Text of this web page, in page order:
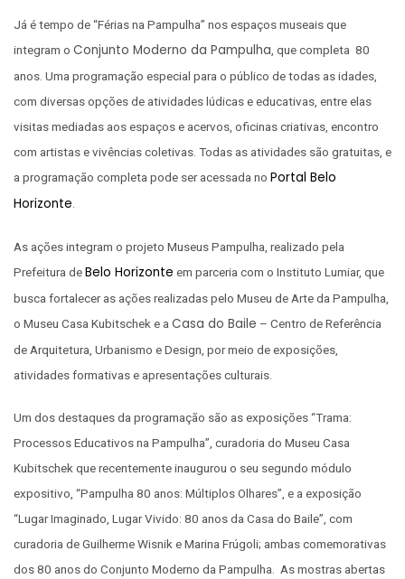
Já é tempo de “Férias na Pampulha” nos espaços museais que
integram o Conjunto Moderno da Pampulha , que completa 80
anos. Uma programação especial para o público de todas as idades,
com diversas opções de atividades lúdicas e educativas, entre elas
visitas mediadas aos espaços e acervos, oficinas criativas, encontro
com artistas e vivências coletivas. Todas as atividades são gratuitas, e
a programação completa pode ser acessada no Portal Belo
Horizonte
As ações integram o projeto Museus Pampulha, realizado pela
Prefeitura deBelo Horizonte em parceria com o Instituto Lumiar, que
busca fortalecer as ações realizadas pelo Museu de Arte da Pampulha,
o Museu Casa Kubitschek e a Casa do Baile – Centro de Referência
de Arquitetura, Urbanismo e Design, por meio de exposições,
atividades formativas e apresentações culturais.
Um dos destaques da programação são as exposições “Trama:
Processos Educativos na Pampulha”, curadoria do Museu Casa
Kubitschek que recentemente inaugurou o seu segundo módulo
expositivo, “Pampulha 80 anos: Múltiplos Olhares”, e a exposição
“Lugar Imaginado, Lugar Vivido: 80 anos da Casa do Baile”, com
curadoria de Guilherme Wisnik e Marina Frúgoli; ambas comemorativas
dos 80 anos do Conjunto Moderno da Pampulha. As mostras abertas